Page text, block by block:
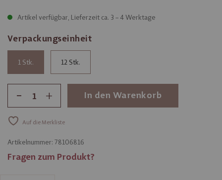
Artikel verfügbar, Lieferzeit ca. 3 – 4 Werktage
Verpackungseinheit
1 12
- + In den Warenkorb
Auf die Merkliste
Artikelnummer: 78106816
Fragen zum Produkt?